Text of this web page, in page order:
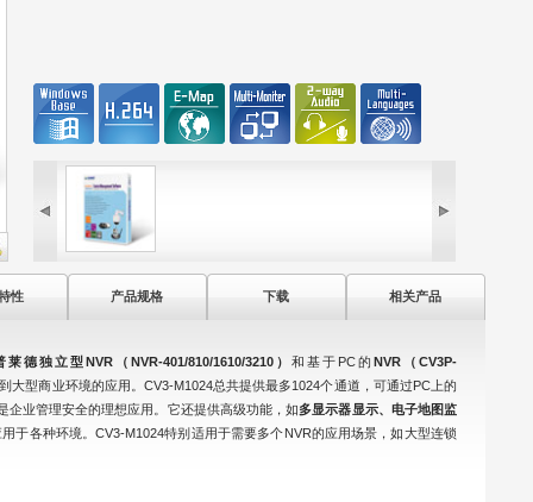
性 产品规格 下载 相关产品
莱德独立型NVR（NVR-401/810/1610/3210） 和基于PC的 NVR（CV3P-
大型商业环境的应用。CV3-M1024总共提供最多1024个通道，可通过PC上的
企业管理安全的理想应用。它还提供高级功能，如多显示器显示、电子地图监
于各种环境。CV3-M1024特别适用于需要多个NVR的应用场景，如大型连锁